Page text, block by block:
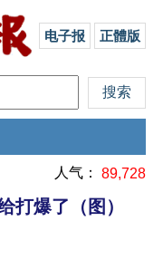
电子报 正體版
人气： 89,728
打爆了（图）